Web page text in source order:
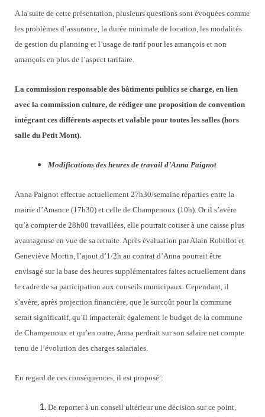
A la suite de cette présentation, plusieurs questions sont évoquées comme
les problèmes d’assurance, la durée minimale de location, les modalités
de gestion du planning et l’usage de tarif pour les amançois et non
amançois en plus de l’aspect tarifaire.
La commission responsable des bâtiments publics se charge, en lien
avec la commission culture, de rédiger une proposition de convention
intégrant ces différents aspects et valable pour toutes les salles (hors
salle du Petit Mont).
Modifications des heures de travail d’Anna Paignot
Anna Paignot effectue actuellement 27h30/semaine réparties entre la
mairie d’Amance (17h30) et celle de Champenoux (10h). Or il s’avère
qu’à compter de 28h00 travaillées, elle pourrait cotiser à une caisse plus
avantageuse en vue de sa retraite. Après évaluation par Alain Robillot et
Geneviève Mortin, l’ajout d’1/2h au contrat d’Anna pourrait être
envisagé sur la base des heures supplémentaires faites actuellement dans
le cadre de sa participation aux conseils municipaux. Cependant, il
s’avère, après projection financière, que le surcoût pour la commune
serait significatif, qu’il impacterait également le budget de la commune
de Champenoux et qu’en outre, Anna perdrait sur son salaire net compte
tenu de l’évolution des charges salariales.
En regard de ces conséquences, il est proposé :
De reporter à un conseil ultérieur une décision sur ce point,